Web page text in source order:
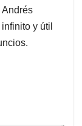
y útil